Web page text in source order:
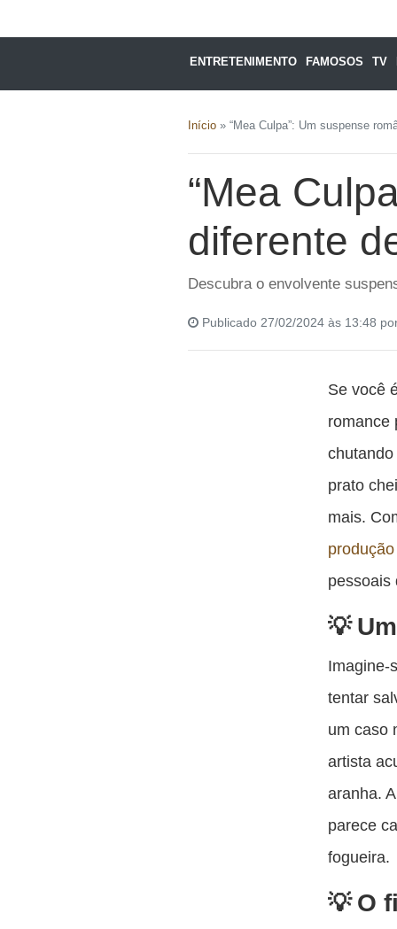
ENTRETENIMENTO FAMOSOS TV
Início » “Mea Culpa”: Um suspense
“Mea
diferente
Descubra o envolvente
Publicado 27/02/2024 às 13:48
Se você
romance
prato
mais.
pessoais
Imagine-
tentar
um caso
artista
aranha.
parece
fogueira.
O